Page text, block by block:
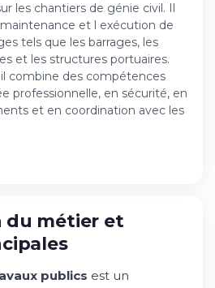
les chantiers de génie civil. Il
et l exécution de
tels que les barrages, les
et les structures portuaires.
il combine des compétences
professionnelle, en sécurité, en
et en coordination avec les
du métier et
publics est un